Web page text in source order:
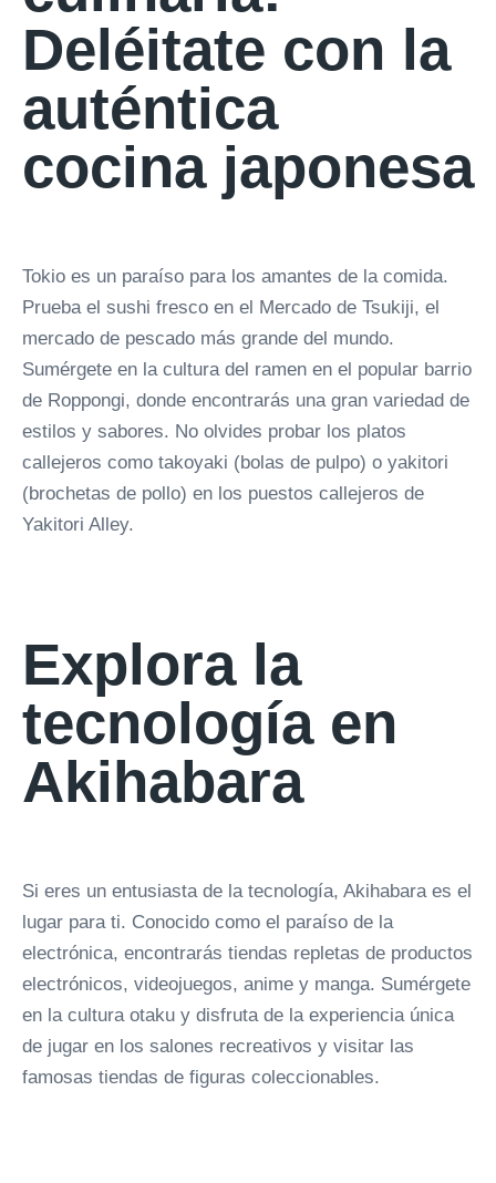
Deléitate con la
auténtica
cocina japonesa
Tokio es un paraíso para los amantes de la comida.
Prueba el sushi fresco en el Mercado de Tsukiji, el
mercado de pescado más grande del mundo.
Sumérgete en la cultura del ramen en el popular barrio
de Roppongi, donde encontrarás una gran variedad de
estilos y sabores. No olvides probar los platos
callejeros como takoyaki (bolas de pulpo) o yakitori
(brochetas de pollo) en los puestos callejeros de
Yakitori Alley.
Explora la
tecnología en
Akihabara
Si eres un entusiasta de la tecnología, Akihabara es el
lugar para ti. Conocido como el paraíso de la
electrónica, encontrarás tiendas repletas de productos
electrónicos, videojuegos, anime y manga. Sumérgete
en la cultura otaku y disfruta de la experiencia única
de jugar en los salones recreativos y visitar las
famosas tiendas de figuras coleccionables.